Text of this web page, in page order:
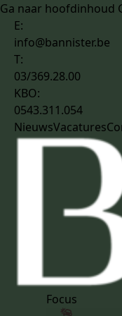
Ga naar hoofdinhoud
E:
info@bannister.be
T:
03/369.28.00
KBO:
0543.311.054
NieuwsVacatures
Focus